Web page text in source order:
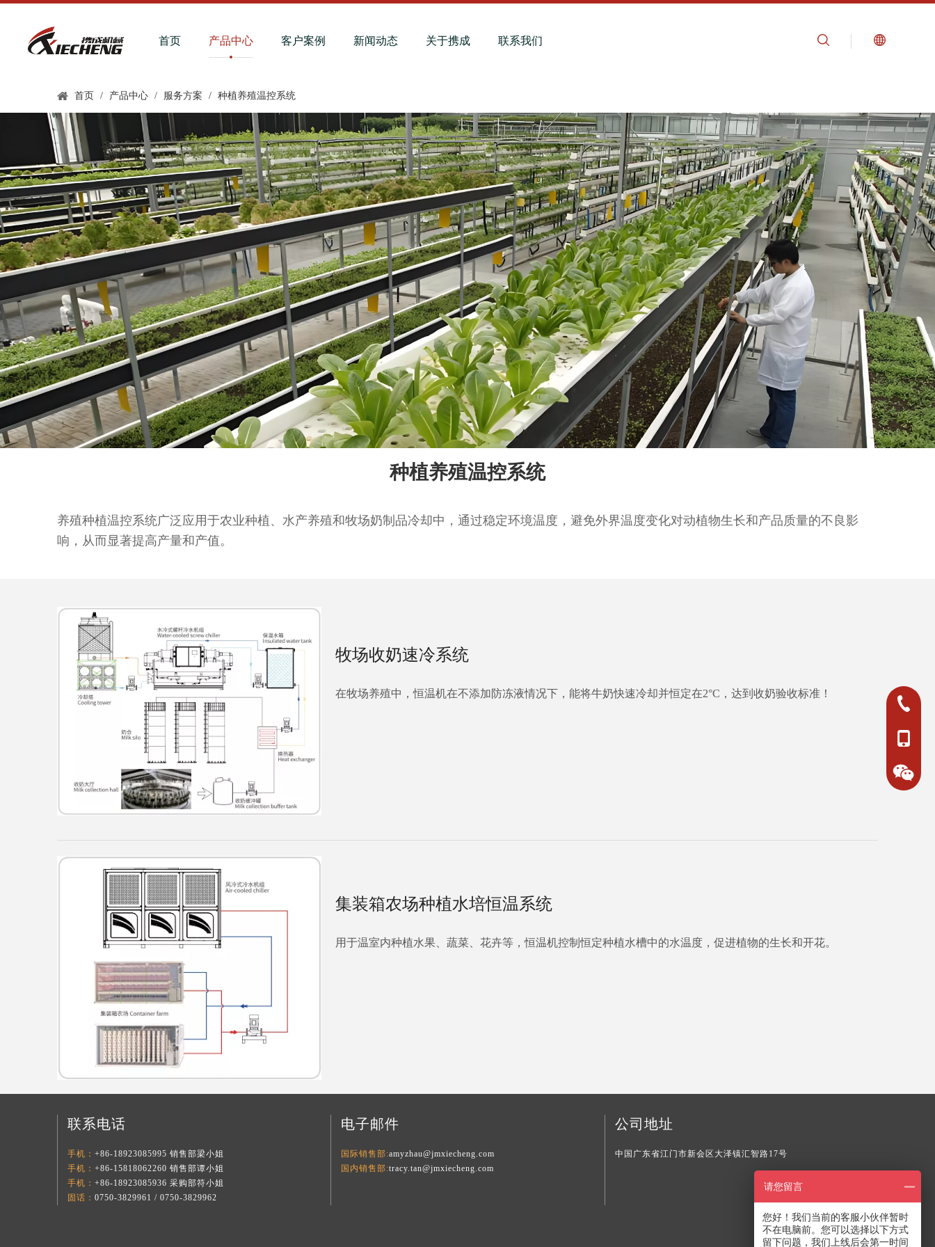
首页 产品中心 客户案例 新闻动态 关于携成 联系我们
首页 / 产品中心 / 服务方案 / 种植养殖温控系统
种植养殖温控系统
养殖种植温控系统广泛应用于农业种植、水产养殖和牧场奶制品冷却中，通过稳定环境温度，避免外界温度变化对动植物生长和产品质量的不良影
响，从而显著提高产量和产值。
牧场收奶速冷系统
在牧场养殖中，恒温机在不添加防冻液情况下，能将牛奶快速冷却并恒定在2°C，达到收奶验收标准！
集装箱农场种植水培恒温系统
用于温室内种植水果、蔬菜、花卉等，恒温机控制恒定种植水槽中的水温度，促进植物的生长和开花。
联系电话
手机： +86-18923085995 销售部梁小姐
手机： +86-15818062260 销售部谭小姐
手机： +86-18923085936 采购部符小姐
固话： 0750-3829961 / 0750-3829962
电子邮件
国际销售部:amyzhau@jmxiecheng.com
国内销售部:tracy.tan@jmxiecheng.com
公司地址
中国广东省江门市新会区大泽镇汇智路17号
0750-
+86-
请您留言
您好！我们当前的客服小伙伴暂时
不在电脑前。您可以选择以下方式
留下问题，我们上线后会第一时间